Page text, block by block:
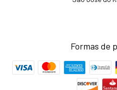
Formas de